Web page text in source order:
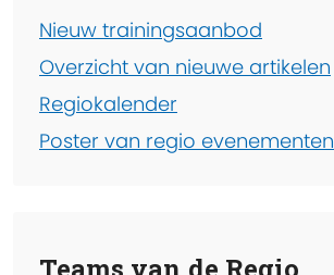
Nieuw trainingsaanbod
Overzicht van nieuwe artikelen
Regiokalender
Poster van regio evenementen